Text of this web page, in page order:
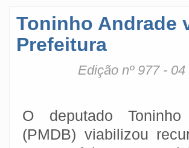
Toninho Andrade
Prefeitura
Edição nº 977 -
O deputado Toninho
(PMDB) viabilizou